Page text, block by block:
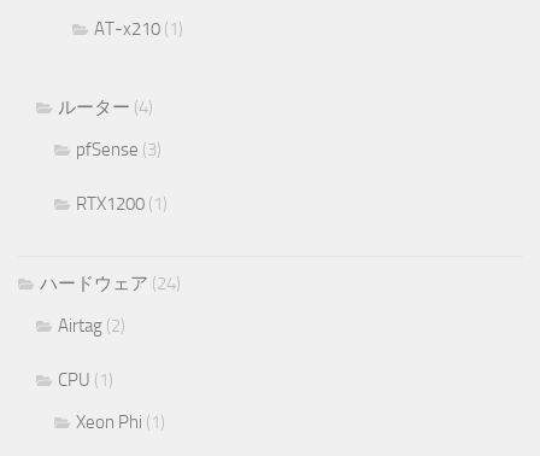
AT-x210 (1)
ルーター (4)
pfSense (3)
RTX1200 (1)
ハードウェア (24)
Airtag (2)
CPU (1)
Xeon Phi (1)